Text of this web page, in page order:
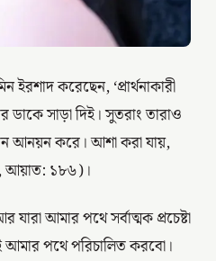
করেছেন, ‘প্রার্থনাকারী
সাড়া দিই। সুতরাং তারাও
আনয়ন করে। আশা করা যায়,
আয়াত: ১৮৬)।
আমার পথে সর্বাত্মক প্রচেষ্টা
পথে পরিচালিত করবো।